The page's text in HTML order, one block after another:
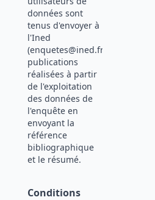
données sont
tenus d'envoyer à
l'Ined
(enquetes@ined.fr)
publications
réalisées à partir
de l'exploitation
des données de
l'enquête en
envoyant la
référence
bibliographique
et le résumé.
Conditions